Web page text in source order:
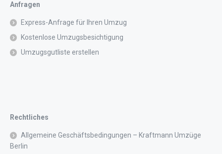
Anfragen
Express-Anfrage für Ihren Umzug
Kostenlose Umzugsbesichtigung
Umzugsgutliste erstellen
Rechtliches
Allgemeine Geschäftsbedingungen – Kraftmann Umzüge
Berlin